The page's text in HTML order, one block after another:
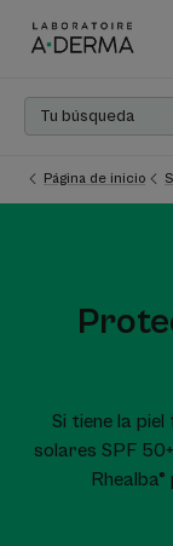
Página de inicio
Si tiene la
solares SPF